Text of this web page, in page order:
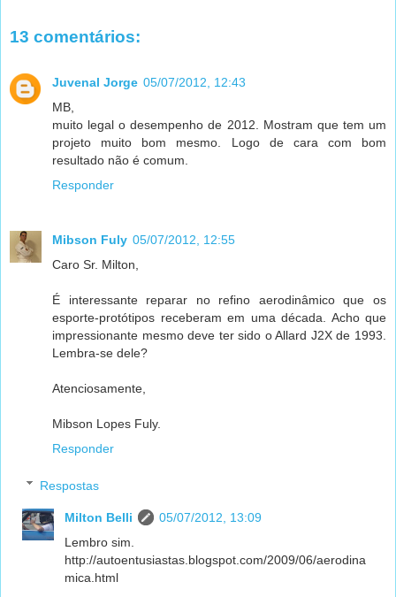
13 comentários:
Juvenal Jorge 05/07/2012, 12:43
MB,
muito legal o desempenho de 2012. Mostram que tem um
projeto muito bom mesmo. Logo de cara com bom
resultado não é comum.
Responder
Mibson Fuly 05/07/2012, 12:55
Caro Sr. Milton,
É interessante reparar no refino aerodinâmico que os
esporte-protótipos receberam em uma década. Acho que
impressionante mesmo deve ter sido o Allard J2X de 1993.
Lembra-se dele?
Atenciosamente,
Mibson Lopes Fuly.
Responder
Respostas
Milton Belli
05/07/2012, 13:09
Lembro sim.
http://autoentusiastas.blogspot.com/2009/06/aerodina
mica.html